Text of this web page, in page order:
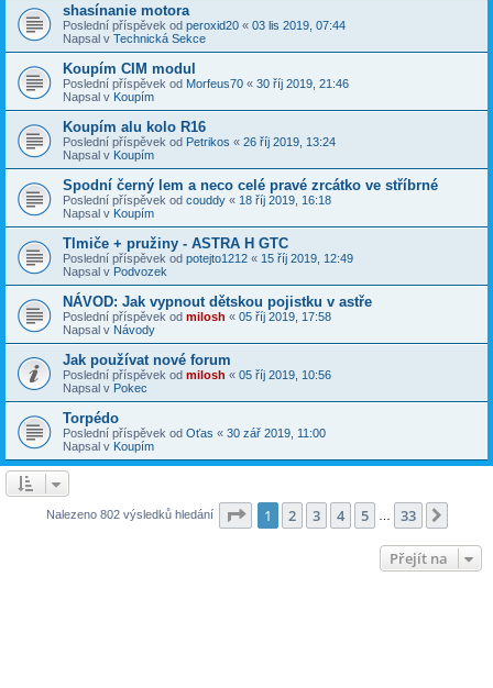
shasínanie motora
Poslední příspěvek od peroxid20 « 03 lis 2019, 07:44
Napsal v Technická Sekce
Koupím CIM modul
Poslední příspěvek od Morfeus70 « 30 říj 2019, 21:46
Napsal v Koupím
Koupím alu kolo R16
Poslední příspěvek od Petrikos « 26 říj 2019, 13:24
Napsal v Koupím
Spodní černý lem a neco celé pravé zrcátko ve stříbrné
Poslední příspěvek od couddy « 18 říj 2019, 16:18
Napsal v Koupím
Tlmiče + pružiny - ASTRA H GTC
Poslední příspěvek od potejto1212 « 15 říj 2019, 12:49
Napsal v Podvozek
NÁVOD: Jak vypnout dětskou pojistku v astře
Poslední příspěvek od milosh « 05 říj 2019, 17:58
Napsal v Návody
Jak používat nové forum
Poslední příspěvek od milosh « 05 říj 2019, 10:56
Napsal v Pokec
Torpédo
Poslední příspěvek od Oťas « 30 zář 2019, 11:00
Napsal v Koupím
Nalezeno 802 výsledků hledání Stránka z 33
1 2 3 4 5 33
Přejít na